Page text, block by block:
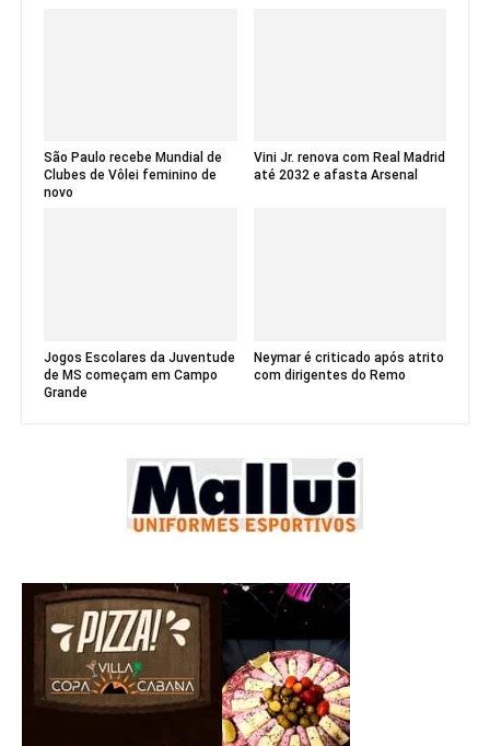
São Paulo recebe Mundial de
Clubes de Vôlei feminino de
novo
Vini Jr. renova com Real Madrid
até 2032 e afasta Arsenal
Jogos Escolares da Juventude
de MS começam em Campo
Grande
Neymar é criticado após atrito
com dirigentes do Remo